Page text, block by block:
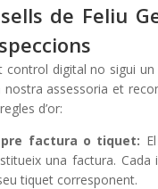
de Feliu
control digital no sigui
nostra assessoria et
d’or:
factura o tiquet:
una factura. Cada
tiquet corresponent.